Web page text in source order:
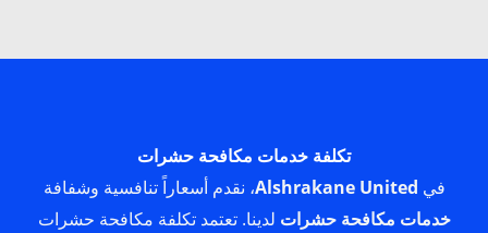
تكلفة خدمات مكافحة حشرات
في Alshrakane United، نقدم أسعاراً تنافسية وشفافة
خدمات مكافحة حشرات لدينا. تعتمد تكلفة مكافحة حشرات